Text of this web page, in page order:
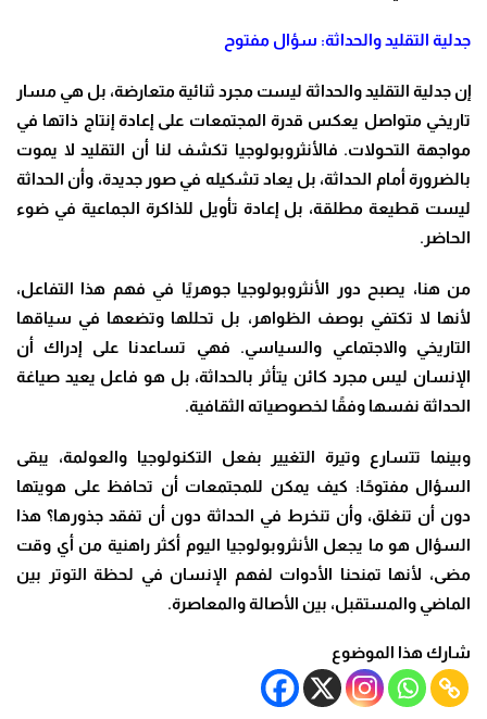
جدلية التقليد والحداثة: سؤال مفتوح
إن جدلية التقليد والحداثة ليست مجرد ثنائية متعارضة، بل هي مسار
تاريخي متواصل يعكس قدرة المجتمعات على إعادة إنتاج ذاتها في
مواجهة التحولات. فالأنثروبولوجيا تكشف لنا أن التقليد لا يموت
بالضرورة أمام الحداثة، بل يعاد تشكيله في صور جديدة، وأن الحداثة
ليست قطيعة مطلقة، بل إعادة تأويل للذاكرة الجماعية في ضوء
الحاضر .
من هنا، يصبح دور الأنثروبولوجيا جوهريًا في فهم هذا التفاعل،
لأنها لا تكتفي بوصف الظواهر، بل تحللها وتضعها في سياقها
التاريخي والاجتماعي والسياسي. فهي تساعدنا على إدراك أن
الإنسان ليس مجرد كائن يتأثر بالحداثة، بل هو فاعل يعيد صياغة
الحداثة نفسها وفقًا لخصوصياته الثقافية.
وبينما تتسارع وتيرة التغيير بفعل التكنولوجيا والعولمة، يبقى
السؤال مفتوحًا: كيف يمكن للمجتمعات أن تحافظ على هويتها
دون أن تنغلق، وأن تنخرط في الحداثة دون أن تفقد جذورها؟ هذا
السؤال هو ما يجعل الأنثروبولوجيا اليوم أكثر راهنية من أي وقت
مضى، لأنها تمنحنا الأدوات لفهم الإنسان في لحظة التوتر بين
الماضي والمستقبل، بين الأصالة والمعاصرة.
شارك هذا الموضوع